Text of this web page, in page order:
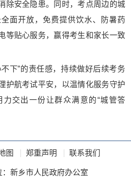
除安全隐患。同时，考点周边的城
面开放，免费提供饮水、防暑药
等贴心服务，赢得考生和家长一致
下”的责任感，持续做好后续考务
护航考试平安，以温情化服务守护
交出一份让群众满意的“城管答
图 郑重声明 联系我们
：新乡市人民政府办公室